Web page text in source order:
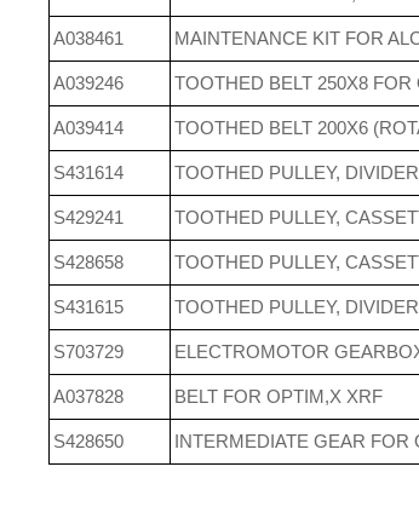
A038461 MAINTENANCE KIT FOR
A039246 TOOTHED BELT 250X8 FOR
A039414 TOOTHED BELT 200X6
S431614 TOOTHED PULLEY,
S429241 TOOTHED PULLEY,
S428658 TOOTHED PULLEY,
S431615 TOOTHED PULLEY,
S703729 ELECTROMOTOR
A037828 BELT FOR OPTIM,X XRF
S428650 INTERMEDIATE GEAR FOR